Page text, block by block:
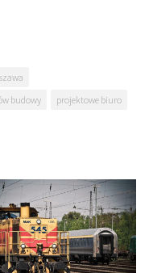
budowy projektowe biuro